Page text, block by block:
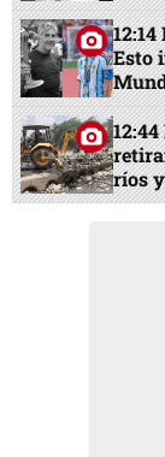
Esto
ríos